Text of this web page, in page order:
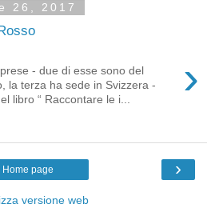
26, 2017
›
- due di esse sono del
la terza ha sede in Svizzera -
libro “ Raccontare le i...
›
Home page
versione web